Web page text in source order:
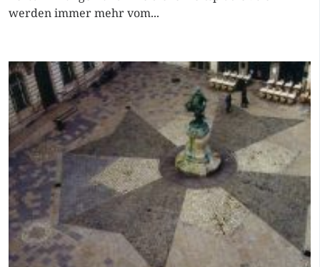
werden immer mehr vom...